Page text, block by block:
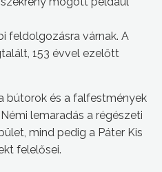
feldolgozásra várnak. A
153 évvel ezelőtt
bútorok és a falfestmények
lemaradás a régészeti
mind pedig a Páter Kis
felelősei.